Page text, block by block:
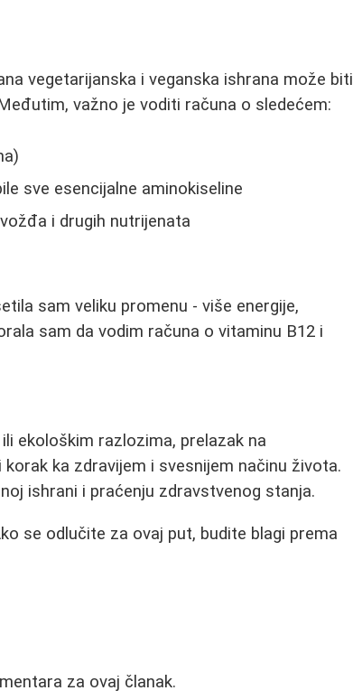
vegetarijanska i veganska ishrana može biti
važno je voditi računa o sledećem:
sve esencijalne aminokiseline
i drugih nutrijenata
sam veliku promenu - više energije,
sam da vodim računa o vitaminu B12 i
ekološkim razlozima, prelazak na
ka zdravijem i svesnijem načinu života.
ishrani i praćenju zdravstvenog stanja.
se odlučite za ovaj put, budite blagi prema
za ovaj članak.